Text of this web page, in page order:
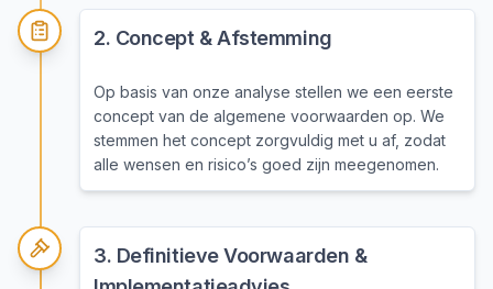
2. Concept & Afstemming
Op basis van onze analyse stellen we een eerste
concept van de algemene voorwaarden op. We
stemmen het concept zorgvuldig met u af, zodat
alle wensen en risico’s goed zijn meegenomen.
3. Definitieve Voorwaarden &